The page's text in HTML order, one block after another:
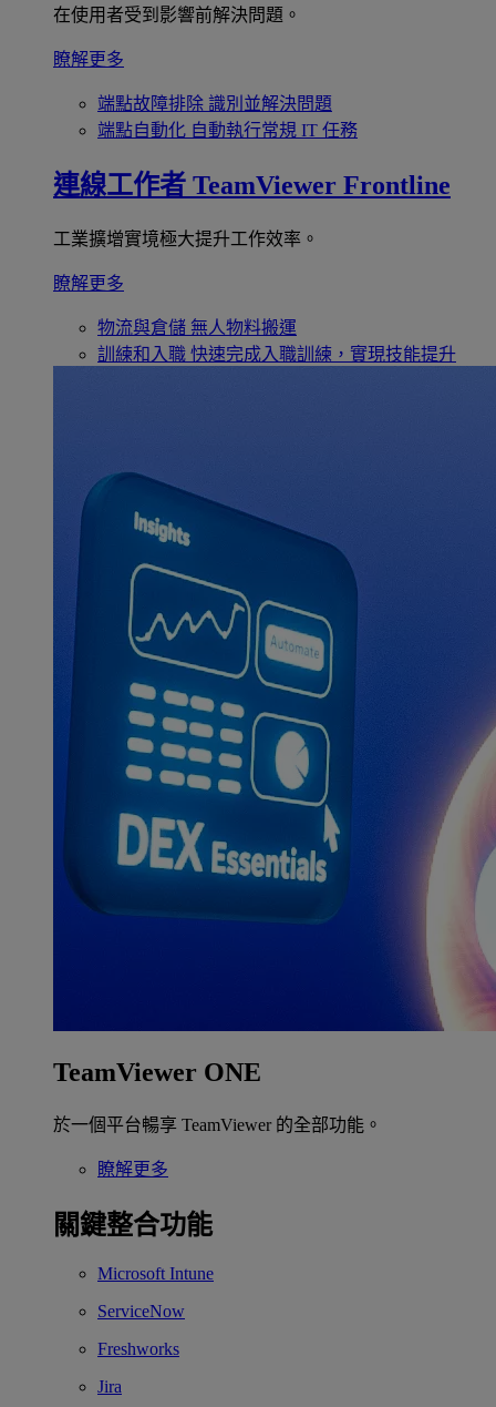
在使用者受到影響前解決問題。
瞭解更多
端點故障排除 識別並解決問題
端點自動化 自動執行常規 IT 任務
連線工作者 TeamViewer Frontline
工業擴增實境極大提升工作效率。
瞭解更多
物流與倉儲 無人物料搬運
訓練和入職 快速完成入職訓練，實現技能提升
TeamViewer ONE
於一個平台暢享 TeamViewer 的全部功能。
瞭解更多
關鍵整合功能
Microsoft Intune
ServiceNow
Freshworks
Jira